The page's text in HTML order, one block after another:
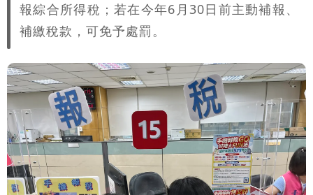
報綜合所得稅；若在今年6月30日前主動補報、
補繳稅款，可免予處罰。